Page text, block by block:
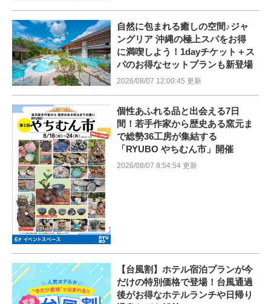
自然に包まれる癒しの空間♪ジャ
ングリア 沖縄の極上スパをお得
に満喫しよう！1dayチケット＋ス
パのお得なセットプランも新登場
2026/08/07 12:00:45 更新
個性あふれる品と出会える7日
間！若手作家から歴史ある窯元ま
で総勢36工房が集結する
「RYUBO やちむん市」開催
2026/08/07 8:54:54 更新
【台風割】ホテル宿泊プランが今
だけの特別価格で登場！台風通過
後がお得なホテルランチや日帰り